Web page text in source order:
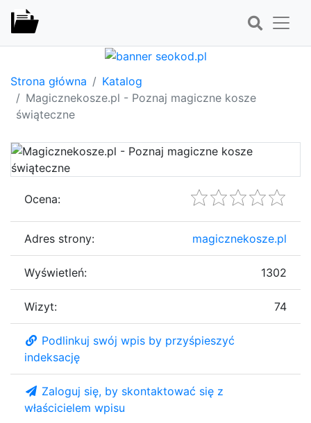
Strona główna
Katalog
Magicznekosze.pl - Poznaj magiczne kosze
świąteczne
Ocena:
Adres strony: magicznekosze.pl
Wyświetleń: 1302
Wizyt: 74
Podlinkuj swój wpis by przyśpieszyć
indeksację
Zaloguj się, by skontaktować się z
właścicielem wpisu